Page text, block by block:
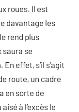
roues. Il est
davantage les
rend plus
se
effet, s’il s’agit
route, un cadre
en sorte de
à l’excès le